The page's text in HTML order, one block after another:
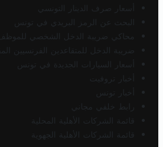
أسعار صرف الدينار التونسي
البحث عن الرمز البريدي في تونس
محاكي ضريبة الدخل الشخصي للموظف/
ضريبة الدخل للمتقاعدين الفرنسيين
أسعار السيارات الجديدة في تونس
أخبار تروفيت
أخبار تونس
رابط خلفي مجاني
قائمة الشركات الأهلية المحلية
قائمة الشركات الأهلية الجهوية